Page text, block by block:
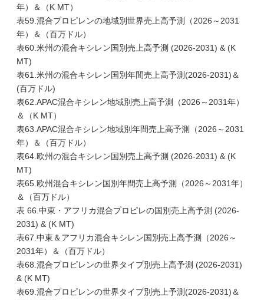
年）＆（K MT）
表59.混合プロピレンの地域別世界売上高予測（2026～2031
年）＆（百万ドル）
表60.米州の混合キシレン国別売上高予測 (2026-2031) & (K
MT)
表61.米州の混合キシレン国別年間売上高予測(2026-2031)＆
(百万ドル)
表62.APAC混合キシレン地域別売上高予測（2026～2031年）
＆（K MT）
表63.APAC混合キシレン地域別年間売上高予測（2026～2031
年）＆（百万ドル）
表64.欧州の混合キシレン国別売上高予測 (2026-2031) & (K
MT)
表65.欧州混合キシレン国別年間売上高予測（2026～2031年）
＆（百万ドル）
表 66.中東・アフリカ混合プロピレの国別売上高予測 (2026-
2031) & (K MT)
表67.中東＆アフリカ混合キシレン国別売上高予測（2026～
2031年）＆（百万ドル）
表68.混合プロピレンの世界タイプ別売上高予測 (2026-2031)
& (K MT)
表69.混合プロピレンの世界タイプ別売上予測(2026-2031)＆